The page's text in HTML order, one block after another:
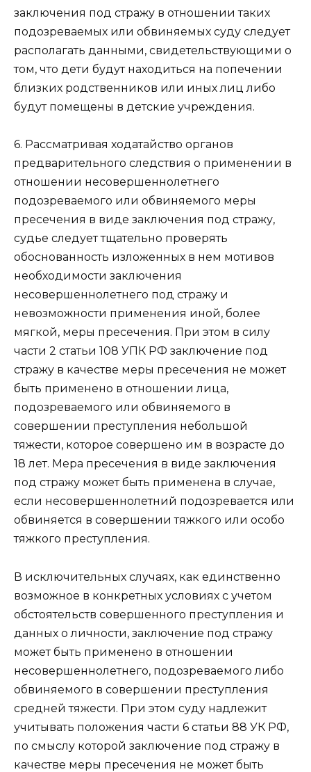
заключения под стражу в отношении таких
подозреваемых или обвиняемых суду следует
располагать данными, свидетельствующими о
том, что дети будут находиться на попечении
близких родственников или иных лиц либо
будут помещены в детские учреждения.
6. Рассматривая ходатайство органов
предварительного следствия о применении в
отношении несовершеннолетнего
подозреваемого или обвиняемого меры
пресечения в виде заключения под стражу,
судье следует тщательно проверять
обоснованность изложенных в нем мотивов
необходимости заключения
несовершеннолетнего под стражу и
невозможности применения иной, более
мягкой, меры пресечения. При этом в силу
части 2 статьи 108 УПК РФ заключение под
стражу в качестве меры пресечения не может
быть применено в отношении лица,
подозреваемого или обвиняемого в
совершении преступления небольшой
тяжести, которое совершено им в возрасте до
18 лет. Мера пресечения в виде заключения
под стражу может быть применена в случае,
если несовершеннолетний подозревается или
обвиняется в совершении тяжкого или особо
тяжкого преступления.
В исключительных случаях, как единственно
возможное в конкретных условиях с учетом
обстоятельств совершенного преступления и
данных о личности, заключение под стражу
может быть применено в отношении
несовершеннолетнего, подозреваемого либо
обвиняемого в совершении преступления
средней тяжести. При этом суду надлежит
учитывать положения части 6 статьи 88 УК РФ,
по смыслу которой заключение под стражу в
качестве меры пресечения не может быть